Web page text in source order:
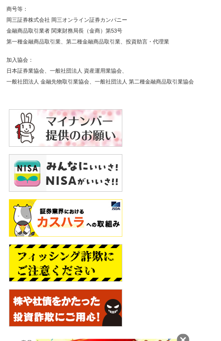
商号等
岡三証券株式会社 岡三オンライン証券カンパニー
金融商品取引業者 関東財務局長（金商）第53号
第一種金融商品取引業
第二種金融商品取引業 投資助言・代理業
加入協会
日本証券業協会
一般社団法人 資産運用業協会
一般社団法人 金融先物取引業協会
一般社団法人 第二種金融商品取引業協会